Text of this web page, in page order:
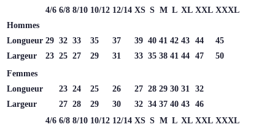
4/6 6/8 8/10 10/12 12/14 XS S M L XL XXL XXXL
Hommes
Longueur 29 32 33 35 37 39 40 41 42 43 44
45
Largeur
23 25 27 29 31 33 35 38 41 44 47
50
Femmes
Longueur
23 24 25 26 27 28 29 30 31
32
Largeur
27 28 29 30 32 34 37 40 43 46
4/6 6/8 8/10 10/12 12/14 XS S M L XL XXL XXXL